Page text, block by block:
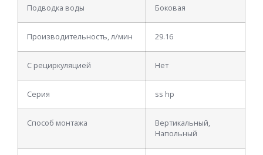
Подводка воды Боковая
Производительность, л/мин 29.16
С рециркуляцией Нет
Серия ss hp
Способ монтажа
Вертикальный,
Напольный